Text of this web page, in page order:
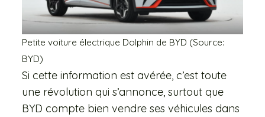
Petite voiture électrique Dolphin de BYD (Source:
BYD)
Si cette information est avérée, c’est toute
une révolution qui s’annonce, surtout que
BYD compte bien vendre ses véhicules dans